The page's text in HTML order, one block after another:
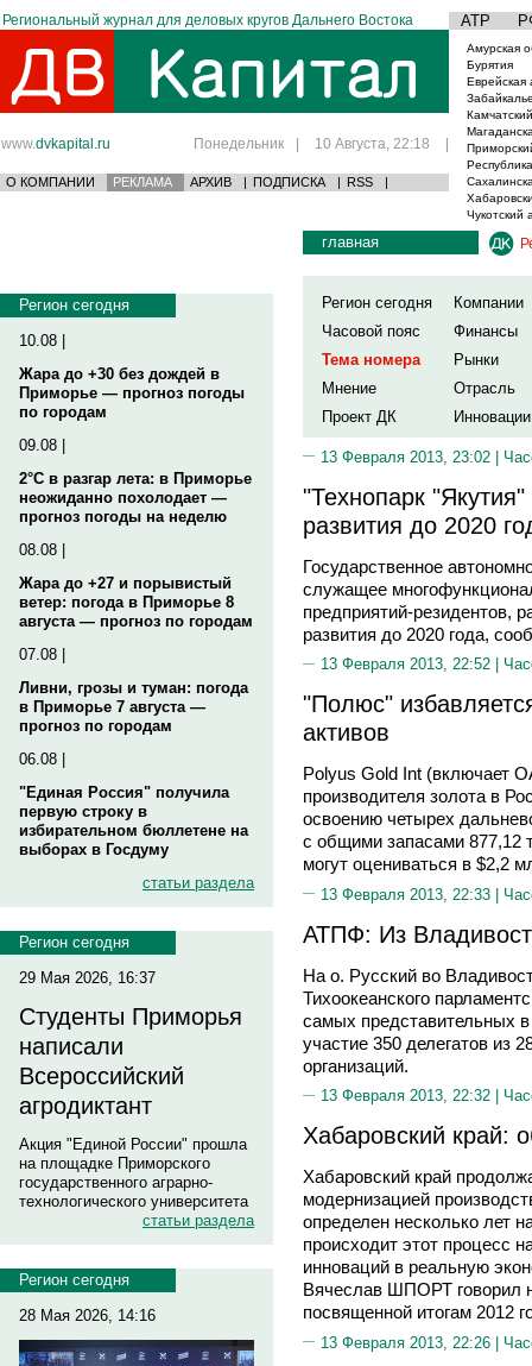
Региональный журнал для деловых кругов Дальнего Востока АТР
www.dvkapital.ru Понедельник | 10 Августа, 22:18 |
О КОМПАНИИ РЕКЛАМА АРХИВ | ПОДПИСКА | RSS |
Амурская
Бурятия
Еврейская
Чукотский
Регион сегодня
10.08 |
Жара до +30 без дождей в
Приморье — прогноз погоды
по городам
09.08 |
2°C в разгар лета: в Приморье
неожиданно похолодает —
прогноз погоды на неделю
08.08 |
Жара до +27 и порывистый
ветер: погода в Приморье 8
августа — прогноз по городам
07.08 |
Ливни, грозы и туман: погода
в Приморье 7 августа —
прогноз по городам
06.08 |
"Единая Россия" получила
первую строку в
избирательном бюллетене на
выборах в Госдуму
статьи раздела
Регион сегодня
29 Мая 2026, 16:37
Студенты Приморья
написали
Всероссийский
агродиктант
Акция "Единой России" прошла
на площадке Приморского
государственного аграрно-
технологического университета
статьи раздела
Регион сегодня
28 Мая 2026, 14:16
главная
Регион сегодня
Компании
Часовой пояс
Финансы
Тема номера
Рынки
Мнение
Отрасль
Проект ДК
Инновации
13 Февраля 2013, 23:02 |
"Технопарк
развития до 2020
Государственное
служащее
предприятий-резидентов,
развития до 2020 года,
13 Февраля 2013, 22:52 |
"Полюс"
активов
Polyus Gold Int (включает
производителя золота в
освоению четырех
с общими запасами 877,12
могут оцениваться в $2,2
13 Февраля 2013, 22:33 |
АТПФ: Из
На о. Русский во
Тихоокеанского
самых представительных
участие 350 делегатов из
организаций.
13 Февраля 2013, 22:32 |
Хабаровский край:
Хабаровский край
модернизацией
определен несколько лет
происходит этот процесс
инноваций в реальную
Вячеслав ШПОРТ говорил
посвященной итогам 2012
13 Февраля 2013, 22:26 |